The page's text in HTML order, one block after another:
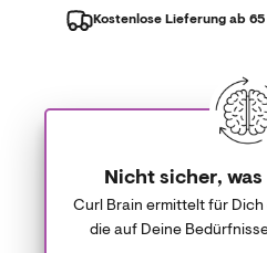
Kostenlose Lieferung ab
Nicht sicher,
Curl Brain ermittelt für
die auf Deine